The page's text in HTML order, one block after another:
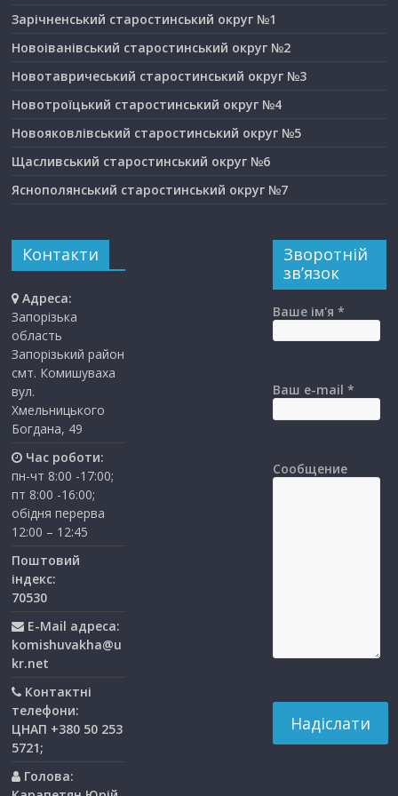
Зарічненський старостинський округ №1
Новоіванівський старостинський округ №2
Новотавричеський старостинський округ №3
Новотроїцький старостинський округ №4
Новояковлівський старостинський округ №5
Щасливський старостинський округ №6
Яснополянський старостинський округ №7
Контакти
Адреса:
Запорізька
область
Запорізький район
смт. Комишуваха
вул.
Хмельницького
Богдана, 49
Час роботи:
пн-чт 8:00 -17:00;
пт 8:00 -16:00;
обідня перерва
12:00 – 12:45
Поштовий
індекс:
70530
E-Mail адреса:
komishuvakha@u
kr.net
Контактні
телефони:
ЦНАП +380 50 253
5721;
Голова:
Зворотній
зв’язок
Ваше ім'я *
Ваш e-mail *
Сообщение